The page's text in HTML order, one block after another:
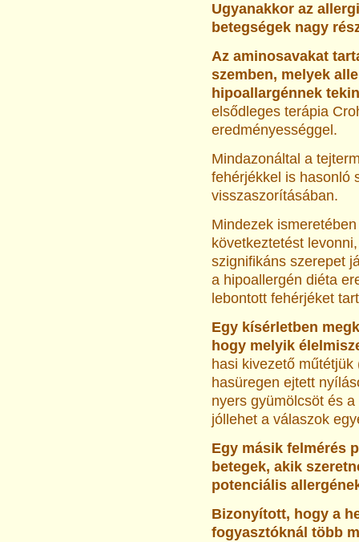
Ugyanakkor az
betegségek nagy
Az aminosavakat
szemben, melyek
hipoallargénnek
elsődleges terápia
eredményességgel.
Mindazonáltal a
fehérjékkel is hasonló
visszaszorításában.
Mindezek
következtetést
szignifikáns szerepet
a hipoallergén diéta
lebontott fehérjéket
Egy kísérletben
hogy melyik
hasi kivezető
hasüregen ejtett
nyers gyümölcsöt és
jóllehet a válaszok
Egy másik felmérés
betegek, akik
potenciális
Bizonyított, hogy a
fogyasztóknál több